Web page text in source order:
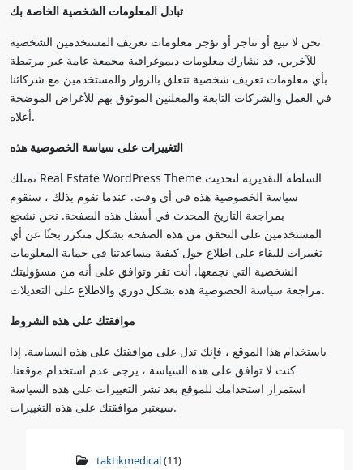
تبادل المعلومات الشخصية الخاصة بك
نحن لا نبيع أو نتاجر أو نؤجر معلومات تعريف المستخدمين الشخصية
للآخرين. قد نشارك معلومات ديموغرافية مجمعة عامة غير مرتبطة
بأي معلومات تعريف شخصية تتعلق بالزوار والمستخدمين مع شركائنا
في العمل والشركات التابعة والمعلنين الموثوق بهم للأغراض الموضحة
أعلاه.
التغييرات على سياسة الخصوصية هذه
تمتلك Real Estate WordPress Theme السلطة التقديرية لتحديث
سياسة الخصوصية هذه في أي وقت. عندما نقوم بذلك ، سنقوم
بمراجعة التاريخ المحدث في أسفل هذه الصفحة. نحن نشجع
المستخدمين على التحقق من هذه الصفحة بشكل متكرر بحثًا عن أي
تغييرات للبقاء على اطلاع حول كيفية مساعدتنا في حماية المعلومات
الشخصية التي نجمعها. أنت تقر وتوافق على أنه من مسؤوليتك
مراجعة سياسة الخصوصية هذه بشكل دوري والاطلاع على التعديلات.
موافقتك على هذه الشروط
باستخدام هذا الموقع ، فإنك تدل على موافقتك على هذه السياسة. إذا
كنت لا توافق على هذه السياسة ، يرجى عدم استخدام موقعنا.
استمرار استخدامك للموقع بعد نشر التغييرات على هذه السياسة
سيعتبر موافقتك على هذه التغييرات.
taktikmedical(11)